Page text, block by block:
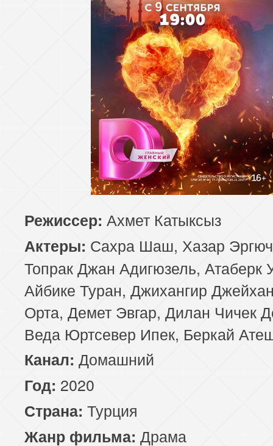
62 серия
63 серия
66 серия
67 серия
70 серия
71 серия
74 серия
75 серия
78 серия
79 серия
82 серия
83 серия
86 серия
87 серия
Режиссер: Ахмет Катыксыз
Актеры: Сахра Шаш, Хазар
Топрак Джан Адигюзель, Атаберк
Айбике Туран, Джихангир
Орта, Демет Эвгар, Дилан Чичек
Веда Юртсевер Ипек, Беркай
Канал: Домашний
Год: 2020
Страна: Турция
Жанр фильма: Драма